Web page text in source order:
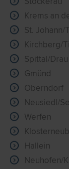
Krems an
St. Johann/
Kirchberg/
Spittal/Drau
Gmünd
Oberndorf
Neusiedl/
Werfen
Hallein
Neuhofen/